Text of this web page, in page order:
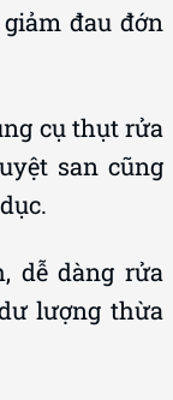
đau đớn
cụ thụt rửa
san cũng
dễ dàng rửa
lượng thừa